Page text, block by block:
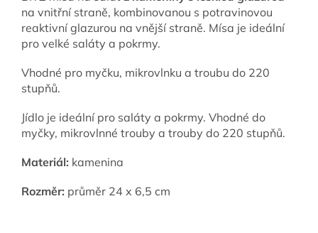
na vnitřní straně, kombinovanou s potravinovou
reaktivní glazurou na vnější straně. Mísa je ideální
pro velké saláty a pokrmy.
Vhodné pro myčku, mikrovlnku a troubu do 220
stupňů.
Jídlo je ideální pro saláty a pokrmy. Vhodné do
myčky, mikrovlnné trouby a trouby do 220 stupňů.
Materiál: kamenina
Rozměr: průměr 24 x 6,5 cm